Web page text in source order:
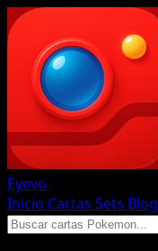
Eyevo
Inicio Cartas Sets Blog